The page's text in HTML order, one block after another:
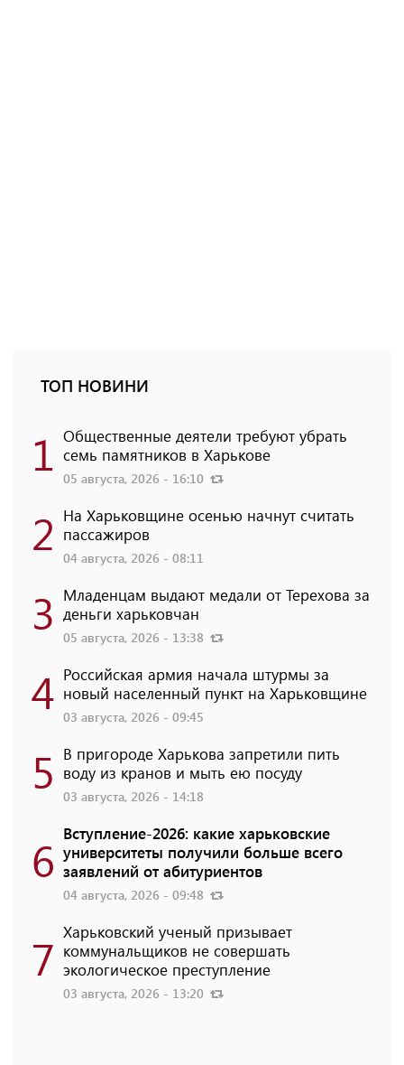
ТОП НОВИНИ
1 Общественные деятели требуют убрать
семь памятников в Харькове
05 августа, 2026 - 16:10
2 На Харьковщине осенью начнут считать
пассажиров
04 августа, 2026 - 08:11
3 Младенцам выдают медали от Терехова за
деньги харьковчан
05 августа, 2026 - 13:38
4 Российская армия начала штурмы за
новый населенный пункт на Харьковщине
03 августа, 2026 - 09:45
5 В пригороде Харькова запретили пить
воду из кранов и мыть ею посуду
03 августа, 2026 - 14:18
6 Вступление-2026: какие харьковские
университеты получили больше всего
заявлений от абитуриентов
04 августа, 2026 - 09:48
7 Харьковский ученый призывает
коммунальщиков не совершать
экологическое преступление
03 августа, 2026 - 13:20